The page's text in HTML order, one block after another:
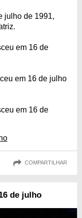
julho de 1991,
em 16 de
em 16 de julho
em 16 de
COMPARTILHAR
de julho